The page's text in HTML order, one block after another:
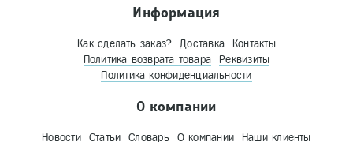
Информация
Как сделать заказ? Доставка
Контакты
Политика возврата товара
Реквизиты
Политика конфиденциальности
О компании
Новости Статьи Словарь О компании
Наши клиенты